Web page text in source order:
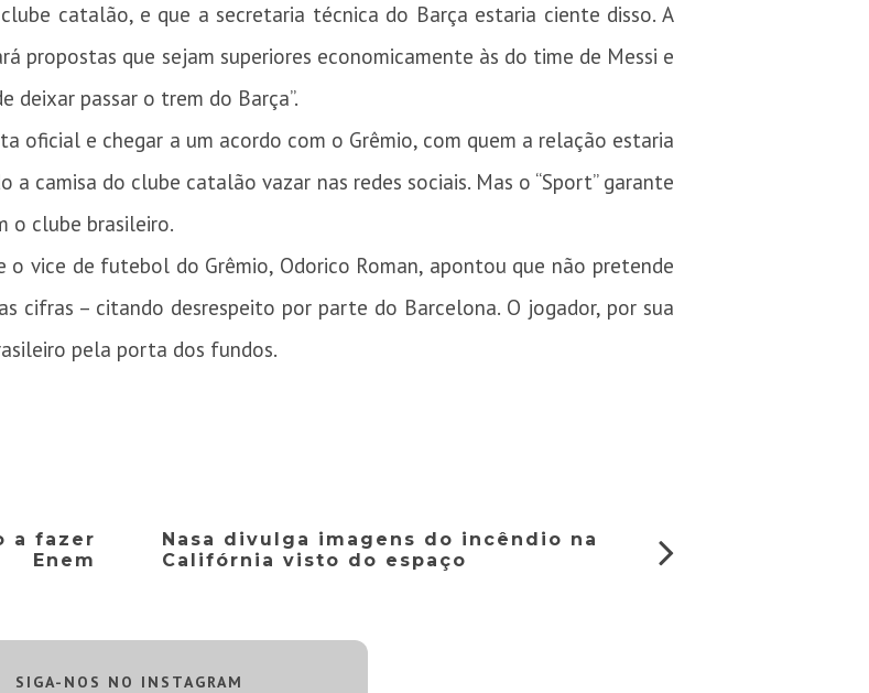
catalão, e que a secretaria técnica do Barça estaria ciente disso. A
propostas que sejam superiores economicamente às do time de Messi e
deixar passar o trem do Barça”.
oficial e chegar a um acordo com o Grêmio, com quem a relação estaria
camisa do clube catalão vazar nas redes sociais. Mas o “Sport” garante
o clube brasileiro.
vice de futebol do Grêmio, Odorico Roman, apontou que não pretende
cifras – citando desrespeito por parte do Barcelona. O jogador, por sua
pela porta dos fundos.
a fazer
Enem
Nasa divulga imagens do incêndio na
Califórnia visto do espaço
SIGA-NOS NO INSTAGRAM